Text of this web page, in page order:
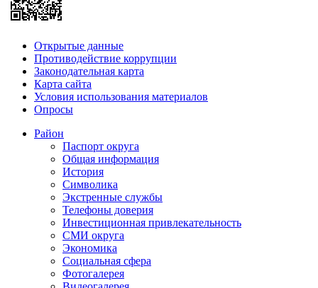
Открытые данные
Противодействие коррупции
Законодательная карта
Карта сайта
Условия использования материалов
Опросы
Район
Паспорт округа
Общая информация
История
Символика
Экстренные службы
Телефоны доверия
Инвестиционная привлекательность
СМИ округа
Экономика
Социальная сфера
Фотогалерея